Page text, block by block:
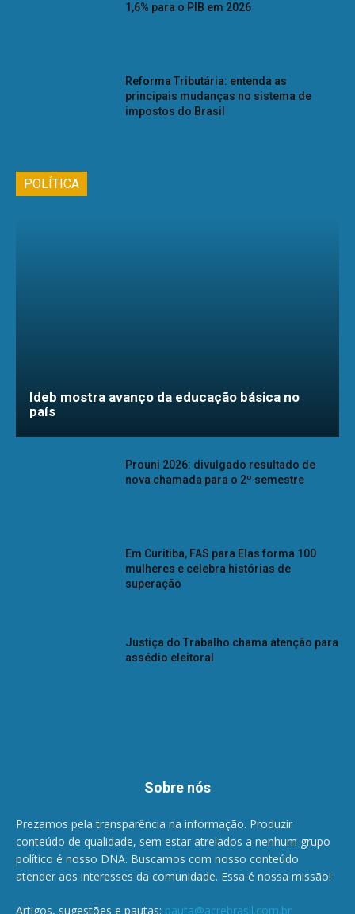
1,6% para o PIB em 2026
Reforma Tributária: entenda as
principais mudanças no sistema de
impostos do Brasil
POLÍTICA
Ideb mostra avanço da educação básica no
país
Prouni 2026: divulgado resultado de
nova chamada para o 2º semestre
Em Curitiba, FAS para Elas forma 100
mulheres e celebra histórias de
superação
Justiça do Trabalho chama atenção para
assédio eleitoral
Sobre nós
Prezamos pela transparência na informação. Produzir
conteúdo de qualidade, sem estar atrelados a nenhum grupo
político é nosso DNA. Buscamos com nosso conteúdo
atender aos interesses da comunidade. Essa é nossa missão!
Artigos, sugestões e pautas: pauta@acrebrasil.com.br